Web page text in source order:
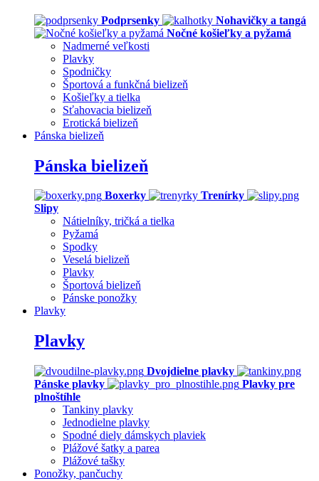
Podprsenky
Nohavičky a tangá
Nočné košieľky a pyžamá
Nadmerné veľkosti
Plavky
Spodničky
Športová a funkčná bielizeň
Košieľky a tielka
Sťahovacia bielizeň
Erotická bielizeň
Pánska bielizeň
Pánska bielizeň
Boxerky
Trenírky
Slipy
Nátielníky, tričká a tielka
Pyžamá
Spodky
Veselá bielizeň
Plavky
Športová bielizeň
Pánske ponožky
Plavky
Plavky
Dvojdielne plavky
Pánske plavky
Plavky pre
plnoštíhle
Tankiny plavky
Jednodielne plavky
Spodné diely dámskych plaviek
Plážové šatky a parea
Plážové tašky
Ponožky, pančuchy